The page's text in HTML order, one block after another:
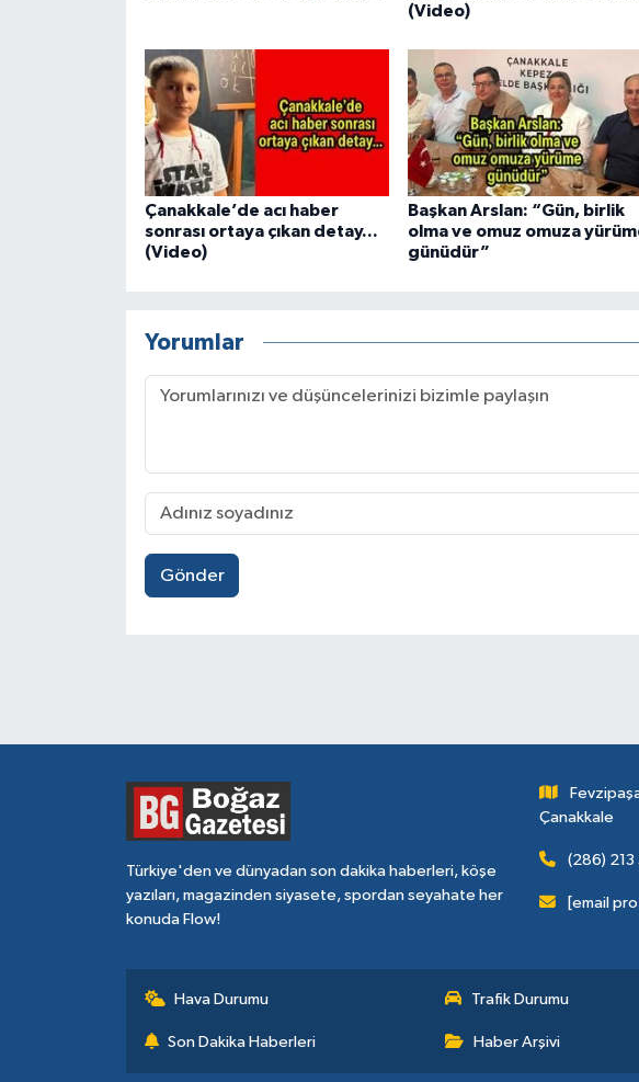
(Video)
Çanakkale’de acı haber
sonrası ortaya çıkan detay...
(Video)
Başkan Arslan: “Gün, birlik
olma ve omuz omuza
günüdür”
Yorumlar
Gönder
Türkiye'den ve dünyadan son dakika haberleri, köşe
yazıları, magazinden siyasete, spordan seyahate her
konuda Flow!
Çanakkale
(286) 213
[email
Hava Durumu Trafik Durumu
Son Dakika Haberleri Haber Arşivi